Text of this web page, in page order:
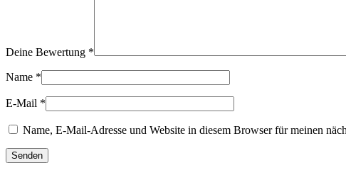
Deine Bewertung *
Name *
E-Mail *
Name, E-Mail-Adresse und Website in diesem Browser für meinen